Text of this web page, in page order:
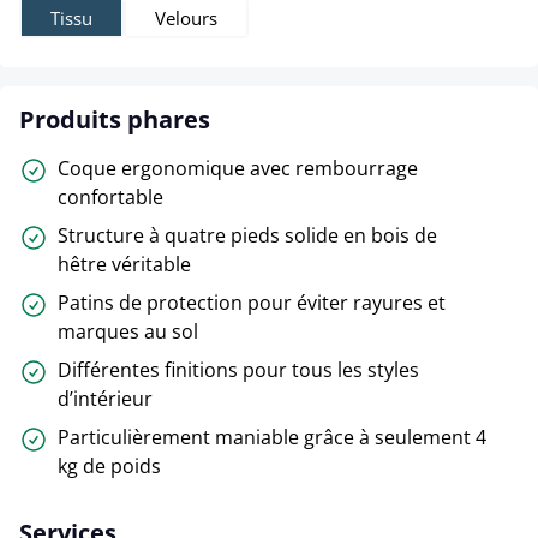
Tissu Velours
Produits phares
Coque ergonomique avec rembourrage
confortable
Structure à quatre pieds solide en bois de
hêtre véritable
Patins de protection pour éviter rayures et
marques au sol
Différentes finitions pour tous les styles
d’intérieur
Particulièrement maniable grâce à seulement 4
kg de poids